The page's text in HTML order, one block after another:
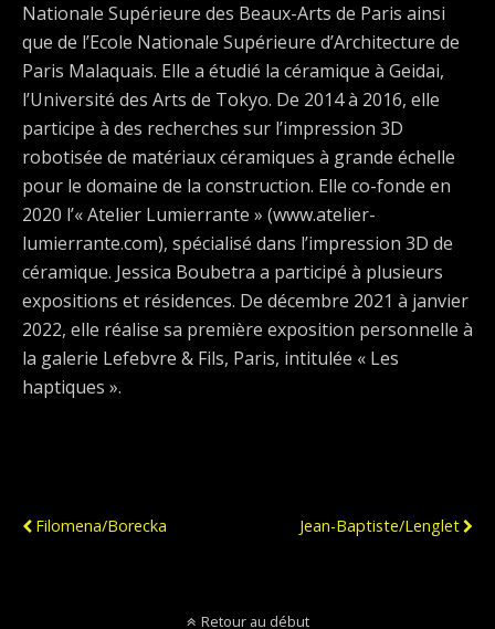
Nationale Supérieure des Beaux-Arts de Paris ainsi
que de l’Ecole Nationale Supérieure d’Architecture de
Paris Malaquais. Elle a étudié la céramique à Geidai,
l’Université des Arts de Tokyo. De 2014 à 2016, elle
participe à des recherches sur l’impression 3D
robotisée de matériaux céramiques à grande échelle
pour le domaine de la construction. Elle co-fonde en
2020 l’« Atelier Lumierrante » (www.atelier-
lumierrante.com), spécialisé dans l’impression 3D de
céramique. Jessica Boubetra a participé à plusieurs
expositions et résidences. De décembre 2021 à janvier
2022, elle réalise sa première exposition personnelle à
la galerie Lefebvre & Fils, Paris, intitulée « Les
haptiques ».
Filomena/Borecka
Jean-Baptiste/Lenglet
Retour au début